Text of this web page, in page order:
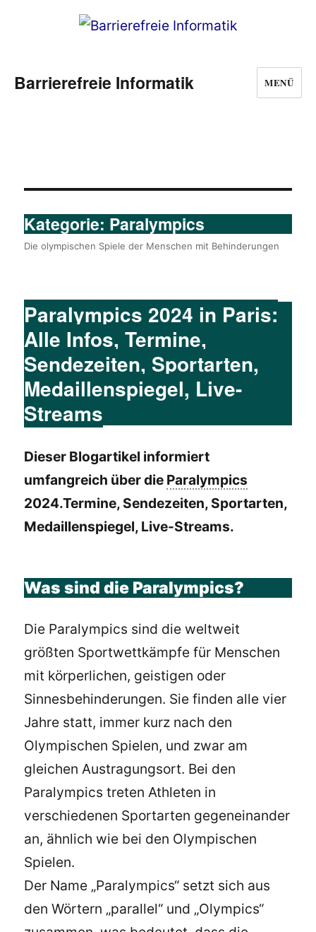
Barrierefreie Informatik MENÜ
Kategorie: Paralympics
Die olympischen Spiele der Menschen mit Behinderungen
Paralympics 2024 in Paris:
Alle Infos, Termine,
Sendezeiten, Sportarten,
Medaillenspiegel, Live-
Streams
Dieser Blogartikel informiert
umfangreich über die Paralympics
2024.Termine, Sendezeiten, Sportarten,
Medaillenspiegel, Live-Streams.
Was sind die Paralympics?
Die Paralympics sind die weltweit
größten Sportwettkämpfe für Menschen
mit körperlichen, geistigen oder
Sinnesbehinderungen. Sie finden alle vier
Jahre statt, immer kurz nach den
Olympischen Spielen, und zwar am
gleichen Austragungsort. Bei den
Paralympics treten Athleten in
verschiedenen Sportarten gegeneinander
an, ähnlich wie bei den Olympischen
Spielen.
Der Name „Paralympics“ setzt sich aus
den Wörtern „parallel“ und „Olympics“